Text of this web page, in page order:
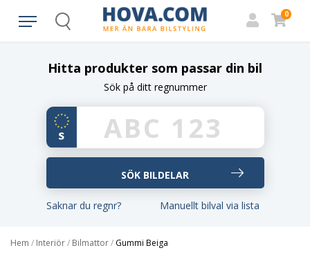
Search
0
Hitta produkter som passar din bil
Sök på ditt regnummer
Saknar du regnr? Manuellt bilval via lista
Hem / Interiör/ Bilmattor/ Gummi Beiga